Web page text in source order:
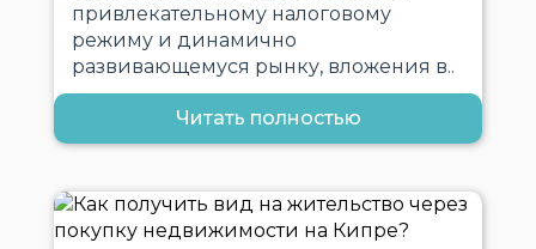
привлекательному налоговому
режиму и динамично
развивающемуся рынку, вложения в..
Читать полностью